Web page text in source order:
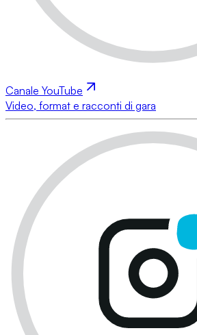
Canale YouTube
Video, format e racconti di gara